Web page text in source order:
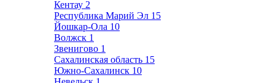
Кентау 2
Республика Марий Эл 15
Йошкар-Ола 10
Волжск 1
Звенигово 1
Сахалинская область 15
Южно-Сахалинск 10